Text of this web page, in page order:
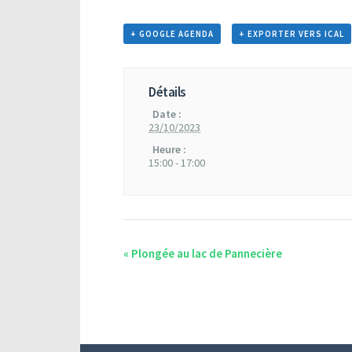
+ GOOGLE AGENDA + EXPORTER VERS ICAL
Détails
Date :
23/10/2023
Heure :
15:00 - 17:00
« Plongée au lac de Pannecière